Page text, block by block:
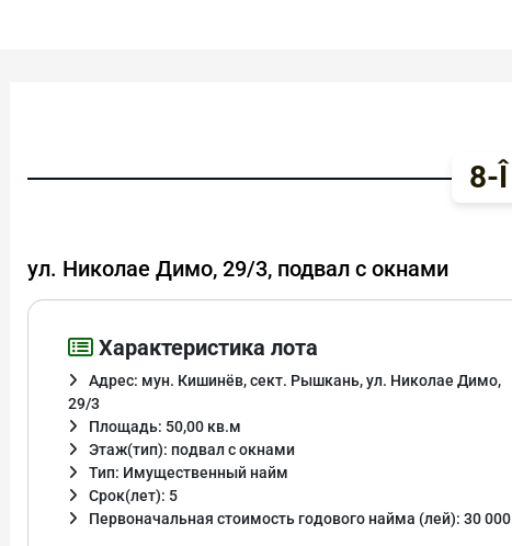
8-Î
ул. Николае Димо, 29/3, подвал с окнами
Характеристика лота
Адрес: мун. Кишинёв, сект. Рышкань, ул. Николае Димо,
29/3
Площадь: 50,00 кв.м
Этаж(тип): подвал с окнами
Тип: Имущественный найм
Срок(лет): 5
Первоначальная стоимость годового найма (лей): 30 000